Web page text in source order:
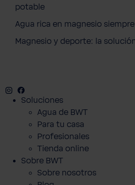
potable
Agua rica en magnesio siempre
Magnesio y deporte: la
Instagram
Soluciones
Agua de BWT
Para tu casa
Profesionales
Tienda online
Sobre BWT
Sobre nosotros